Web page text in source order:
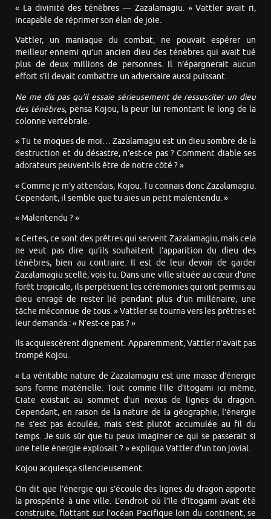
« La divinité des ténèbres — Zazalamagiu. » Vattler avait ri,
incapable de réprimer son élan de joie.
Vattler, un maniaque du combat, ne pouvait espérer un
meilleur ennemi qu’un ancien dieu des ténèbres qui avait tué
plus de deux millions de personnes. Il n’épargnerait aucun
effort s’il devait combattre un adversaire aussi puissant.
Ne me dis pas qu’il essaie sérieusement de ressusciter un dieu
des ténèbres, pensa Kojou, la peur lui remontant le long de la
colonne vertébrale.
« Tu te moques de moi… Zazalamagiu est un dieu sombre de la
destruction et du désastre, n’est-ce pas ? Comment diable ses
adorateurs peuvent-ils être de notre côté ? »
« Comme je m’y attendais, Kojou. Tu connais donc Zazalamagiu.
Cependant, il semble que tu aies un petit malentendu. »
« Malentendu ? »
« Certes, ce sont des prêtres qui servent Zazalamagiu, mais cela
ne veut pas dire qu’ils souhaitent l’apparition du dieu des
ténèbres, bien au contraire. Il est de leur devoir de garder
Zazalamagiu scellé, vois-tu. Dans une ville située au cœur d’une
forêt tropicale, ils perpétuent les cérémonies qui ont permis au
dieu enragé de rester lié pendant plus d’un millénaire, une
tâche méconnue de tous. » Vattler se tourna vers les prêtres et
leur demanda : « N’est-ce pas ? »
Ils acquiescèrent dignement. Apparemment, Vattler n’avait pas
trompé Kojou.
« La véritable nature de Zazalamagiu est une masse d’énergie
sans forme matérielle. Tout comme l’île d’Itogami ici même,
Ciate existait au sommet d’un nexus de lignes du dragon.
Cependant, en raison de la nature de la géographie, l’énergie
ne s’est pas écoulée, mais s’est plutôt accumulée au fil du
temps. Je suis sûr que tu peux imaginer ce qui se passerait si
une telle énergie explosait ? » expliqua Vattler d’un ton jovial.
Kojou acquiesça silencieusement.
On dit que l’énergie qui s’écoule des lignes du dragon apporte
la prospérité à une ville. L’endroit où l’île d’Itogami avait été
construite, flottant sur l’océan Pacifique loin du continent, se